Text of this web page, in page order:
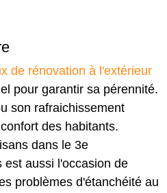
de rénovation à l'extérieur
pour garantir sa pérennité.
son rafraichissement
des habitants.
dans le 3e
est aussi l'occasion de
problèmes d'étanchéité au